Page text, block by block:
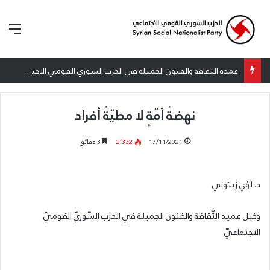
عمدة الثقافة والفنون الجميلة في الحزب السوري القومي الاجتماعي تعلن نتائج الدورة الخامسة من جائزة أنطون سعاده الأدبية
نهضةُ أمّةٍ لا مطيّةُ أفراد
17/11/2021 2٬332
د. لؤي زيتوني
وكيل عميد الثّقافة والفنون الجميلة في الحزب السّوريّ القوميّ
الاجتماعيّ